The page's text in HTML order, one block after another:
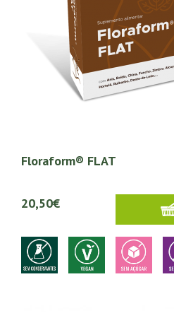
Floraform® FLAT
20,50€